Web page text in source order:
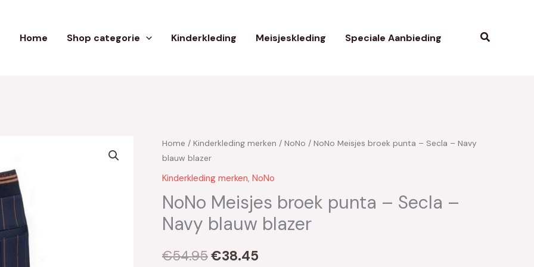
Home Shop categorie Kinderkleding Meisjeskleding Speciale Aanbieding Zoeken
Home / Kinderkleding merken / NoNo / NoNo Meisjes broek punta – Secla – Navy
blauw blazer
Kinderkleding merken, NoNo
NoNo Meisjes broek punta – Secla –
Navy blauw blazer
€54.95
Oorspronkelijke
prijs
was:
€54.95.
€38.45
Huidige
prijs
is:
€38.45.